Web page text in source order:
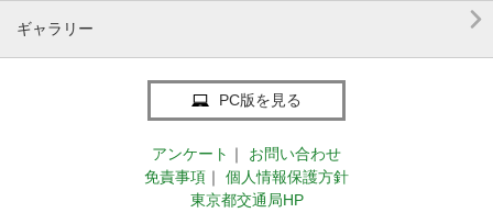
ギャラリー 
PC版を見る
アンケート ｜
お問い合わせ
免責事項 ｜
個人情報保護方針
東京都交通局HP